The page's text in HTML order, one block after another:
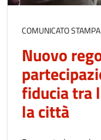
COMUNICATO STAMPA
Nuovo
fiducia tra
la città